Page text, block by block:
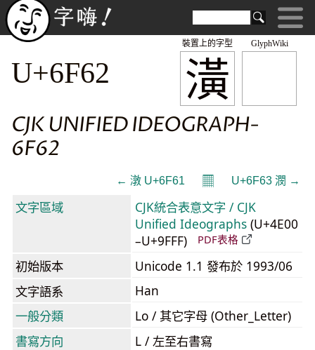
GlyphWiki
潢
裝置上的字型
U+6F62
CJK UNIFIED IDEOGRAPH-
6F62
← 潡 U+6F61 𝄜 U+6F63 潣 →
文字區域
CJK統合表意文字 / CJK
Unified Ideographs (U+4E00
–U+9FFF)
PDF表格
初始版本
Unicode 1.1 發布於 1993/06
文字語系
Han
一般分類
Lo / 其它字母 (Other_Letter)
書寫方向
L / 左至右書寫